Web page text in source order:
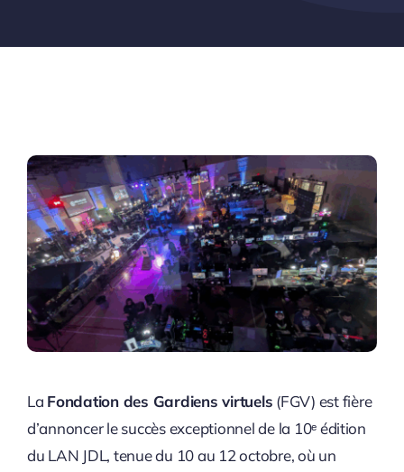
La Fondation des Gardiens virtuels (FGV) est fière
d’annoncer le succès exceptionnel de la 10ᵉ édition
du LAN JDL, tenue du 10 au 12 octobre, où un